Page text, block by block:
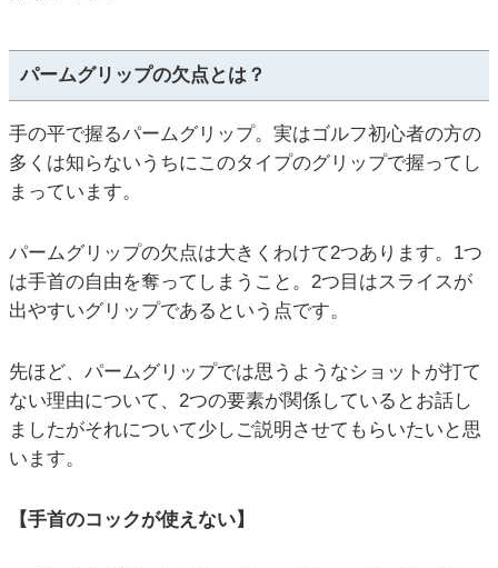
パームグリップの欠点とは？
手の平で握るパームグリップ。実はゴルフ初心者の方の
多くは知らないうちにこのタイプのグリップで握ってし
まっています。
パームグリップの欠点は大きくわけて2つあります。1つ
は手首の自由を奪ってしまうこと。2つ目はスライスが
出やすいグリップであるという点です。
先ほど、パームグリップでは思うようなショットが打て
ない理由について、2つの要素が関係しているとお話し
ましたがそれについて少しご説明させてもらいたいと思
います。
【手首のコックが使えない】